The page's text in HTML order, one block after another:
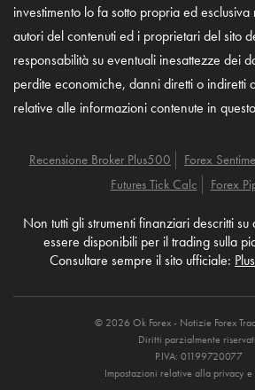
investimento lo fa sotto propria ed
autori del contenuti ed i proprietari del sito
responsabilità su eventuali inesattezze dei
perdite economiche, danni diretti o
relative alle informazioni contenute in
Recensione Broker Plus500 Forex
Futures Tick Calc
Forex
Non tutti gli strumenti finanziari descritti
essere disponibili per il trading sulla
Consultare sempre il sito ufficiale:
© 2026 Ok Forex - Notizie Forex
Diritti parzialmente
P.IVA: 01199720077
Impostazioni relative alla privacy e